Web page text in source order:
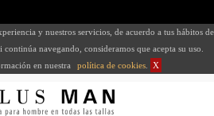
y nuestros servicios, de acuerdo a tus hábitos de
navegando, consideramos que acepta su uso.
en nuestra
política de cookies X